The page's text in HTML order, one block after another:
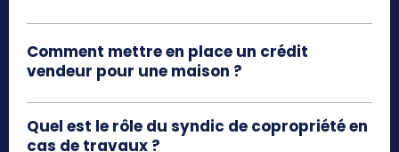
Comment mettre en place un crédit
vendeur pour une maison ?
Quel est le rôle du syndic de copropriété en
cas de travaux ?